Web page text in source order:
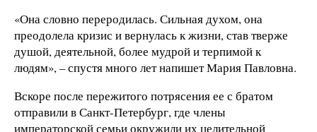
«Она словно переродилась. Сильная духом, она
преодолела кризис и вернулась к жизни, став тверже
душой, деятельной, более мудрой и терпимой к
людям», – спустя много лет напишет Мария Павловна.
Вскоре после пережитого потрясения ее с братом
отправили в Санкт-Петербург, где члены
императорской семьи окружили их целительной